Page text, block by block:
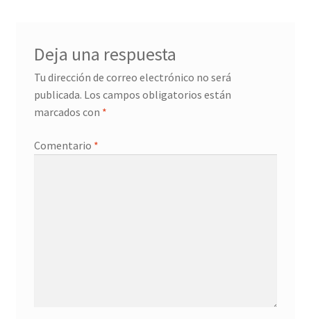
Iluminación, lamparas y apliques
Muebles
Deja una respuesta
Tu dirección de correo electrónico no será
publicada. Los campos obligatorios están
marcados con *
Comentario *